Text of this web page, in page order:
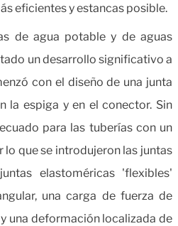
eficientes y estancas posible.
de agua potable y de aguas
un desarrollo significativo a
con el diseño de una junta
la espiga y en el conector. Sin
para las tuberías con un
que se introdujeron las juntas
elastoméricas 'flexibles'
una carga de fuerza de
una deformación localizada de